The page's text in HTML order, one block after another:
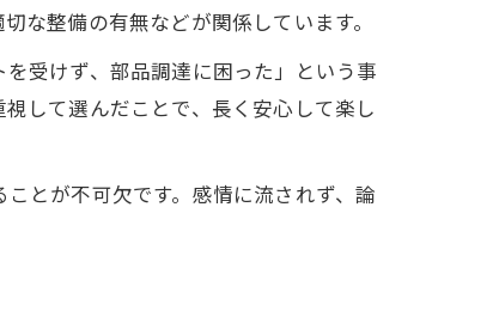
な整備の有無などが関係しています。
受けず、部品調達に困った」という事
して選んだことで、長く安心して楽し
とが不可欠です。感情に流されず、論